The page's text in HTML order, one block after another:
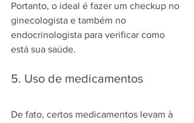
Portanto, o ideal é fazer um checkup no
ginecologista e também no
endocrinologista para verificar como
está sua saúde.
5. Uso de medicamentos
De fato, certos medicamentos levam à